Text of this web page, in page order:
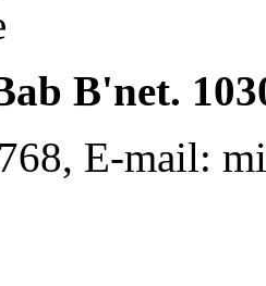
B'net.
E-mail: